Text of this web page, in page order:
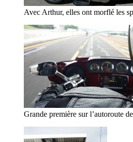
Avec Arthur, elles ont morflé les
Grande première sur l’autoroute